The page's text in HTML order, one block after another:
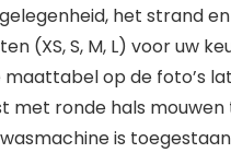
het strand
(XS, S, M, L) voor uw
maattabel op de foto’s
met ronde hals
is